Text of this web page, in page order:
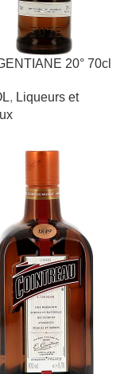
20° 70cl
, Liqueurs et